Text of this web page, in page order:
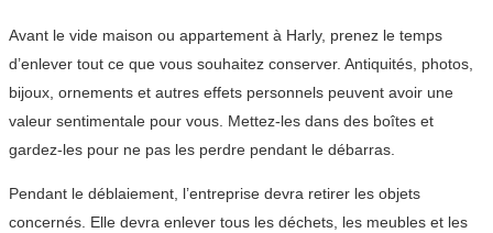
Avant le vide maison ou appartement à Harly, prenez le temps
d’enlever tout ce que vous souhaitez conserver. Antiquités, photos,
bijoux, ornements et autres effets personnels peuvent avoir une
valeur sentimentale pour vous. Mettez-les dans des boîtes et
gardez-les pour ne pas les perdre pendant le débarras.
Pendant le déblaiement, l’entreprise devra retirer les objets
concernés. Elle devra enlever tous les déchets, les meubles et les